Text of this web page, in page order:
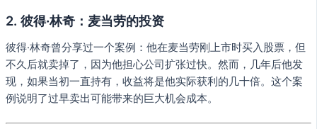
2. 彼得·林奇：麦当劳的投资
彼得·林奇曾分享过一个案例：他在麦当劳刚上市时买入股票，但
不久后就卖掉了，因为他担心公司扩张过快。然而，几年后他发
现，如果当初一直持有，收益将是他实际获利的几十倍。这个案
例说明了过早卖出可能带来的巨大机会成本。